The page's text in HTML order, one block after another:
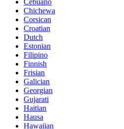
Cebuano
Chichewa
Corsican
Croatian
Dutch
Estonian
Filipino
Finnish
Frisian
Galician
Georgian
Gujarati
Haitian
Hausa
Hawaiian